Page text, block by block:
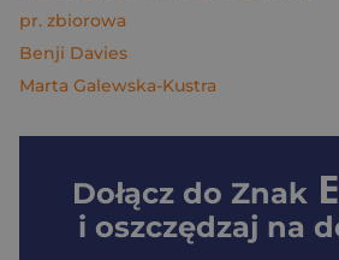
pr. zbiorowa
Benji Davies
Marta Galewska-Kustra
Dołącz do Znak
i oszczędzaj na